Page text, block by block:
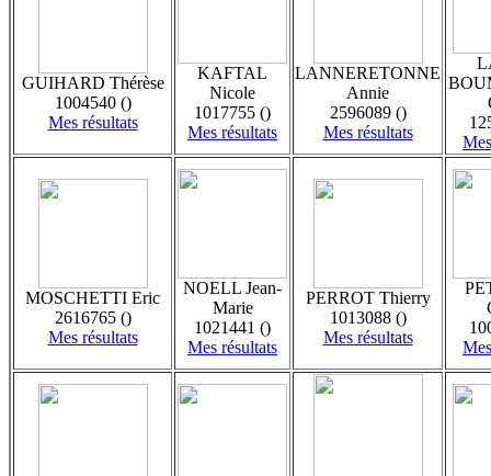
GUIHARD Thérèse
1004540 ()
Mes résultats
KAFTAL
Nicole
1017755 ()
Mes résultats
LANNERETONNE
Annie
2596089 ()
Mes résultats
MOSCHETTI Eric
2616765 ()
Mes résultats
NOELL Jean-
Marie
1021441 ()
Mes résultats
PERROT Thierry
1013088 ()
Mes résultats